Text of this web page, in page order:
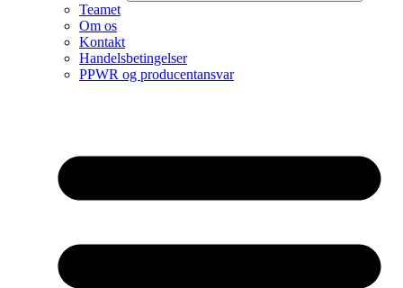
Teamet
Om os
Kontakt
Handelsbetingelser
PPWR og producentansvar